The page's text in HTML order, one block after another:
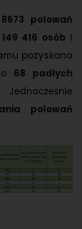
8673 polowań
149 416 osób i
pozyskano
68 padłych
polowań